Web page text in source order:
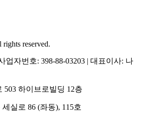
reserved.
업자번호: 398-88-03203 | 대표이사: 나
503 하이브로빌딩 12층
실로 86 (좌동), 115호